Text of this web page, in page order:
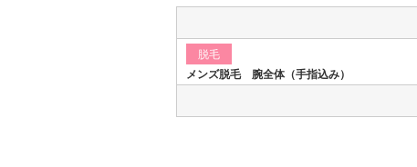
脱毛
メンズ脱毛 腕全体（手指込み）